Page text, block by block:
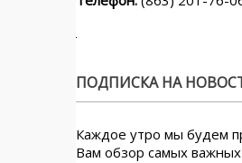
ПОДПИСКА НА
Каждое утро мы будем
Вам обзор самых